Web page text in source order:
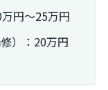
円～25万円
）：20万円